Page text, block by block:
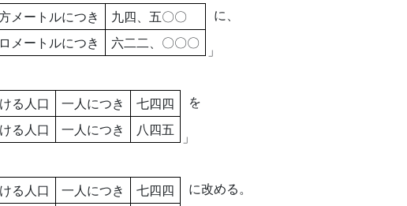
メートルにつき
九四、五〇〇
メートルにつき 六二二、〇〇〇 」
に、
る人口 一人につき
七四四
る人口 一人につき 八四五 」
を
る人口 一人につき
七四四
に改める。